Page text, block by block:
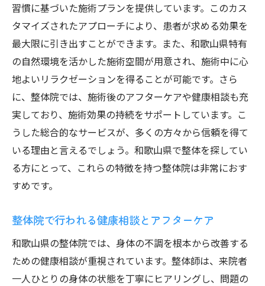
習慣に基づいた施術プランを提供しています。このカス
タマイズされたアプローチにより、患者が求める効果を
最大限に引き出すことができます。また、和歌山県特有
の自然環境を活かした施術空間が用意され、施術中に心
地よいリラクゼーションを得ることが可能です。さら
に、整体院では、施術後のアフターケアや健康相談も充
実しており、施術効果の持続をサポートしています。こ
うした総合的なサービスが、多くの方々から信頼を得て
いる理由と言えるでしょう。和歌山県で整体を探してい
る方にとって、これらの特徴を持つ整体院は非常におす
すめです。
整体院で行われる健康相談とアフターケア
和歌山県の整体院では、身体の不調を根本から改善する
ための健康相談が重視されています。整体師は、来院者
一人ひとりの身体の状態を丁寧にヒアリングし、問題の